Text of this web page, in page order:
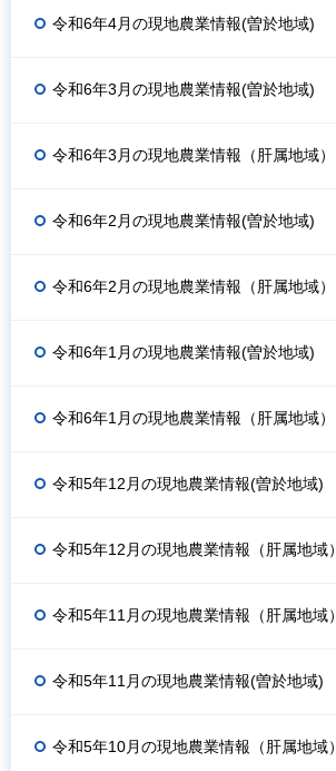
令和6年4月の現地農業情報(曽於地域)
令和6年3月の現地農業情報(曽於地域)
令和6年3月の現地農業情報（肝属地域）
令和6年2月の現地農業情報(曽於地域)
令和6年2月の現地農業情報（肝属地域）
令和6年1月の現地農業情報(曽於地域)
令和6年1月の現地農業情報（肝属地域）
令和5年12月の現地農業情報(曽於地域)
令和5年12月の現地農業情報（肝属地域）
令和5年11月の現地農業情報（肝属地域）
令和5年11月の現地農業情報(曽於地域)
令和5年10月の現地農業情報（肝属地域）